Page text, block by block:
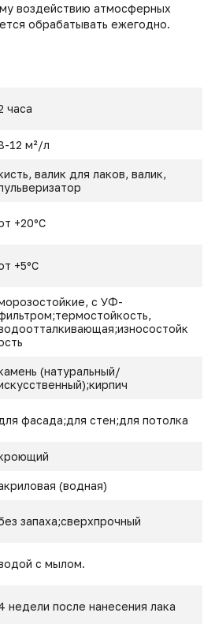
воздействию атмосферных
обрабатывать ежегодно.
часа
12 м²/л
валик для лаков, валик,
+20ºС
+5ºС
с УФ-
(натуральный/
фасада;для стен;для потолка
(водная)
запаха;сверхпрочный
с мылом.
недели после нанесения лака